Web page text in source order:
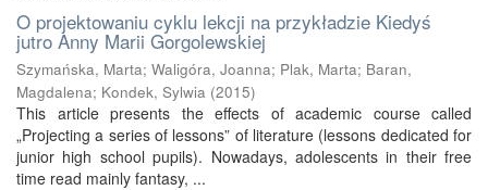
O projektowaniu cyklu lekcji na przykładzie Kiedyś
jutro Anny Marii Gorgolewskiej
Szymańska, Marta; Waligóra, Joanna; Plak, Marta; Baran,
Magdalena; Kondek, Sylwia (2015)
This article presents the effects of academic course called
„Projecting a series of lessons” of literature (lessons dedicated for
junior high school pupils). Nowadays, adolescents in their free
time read mainly fantasy, ...